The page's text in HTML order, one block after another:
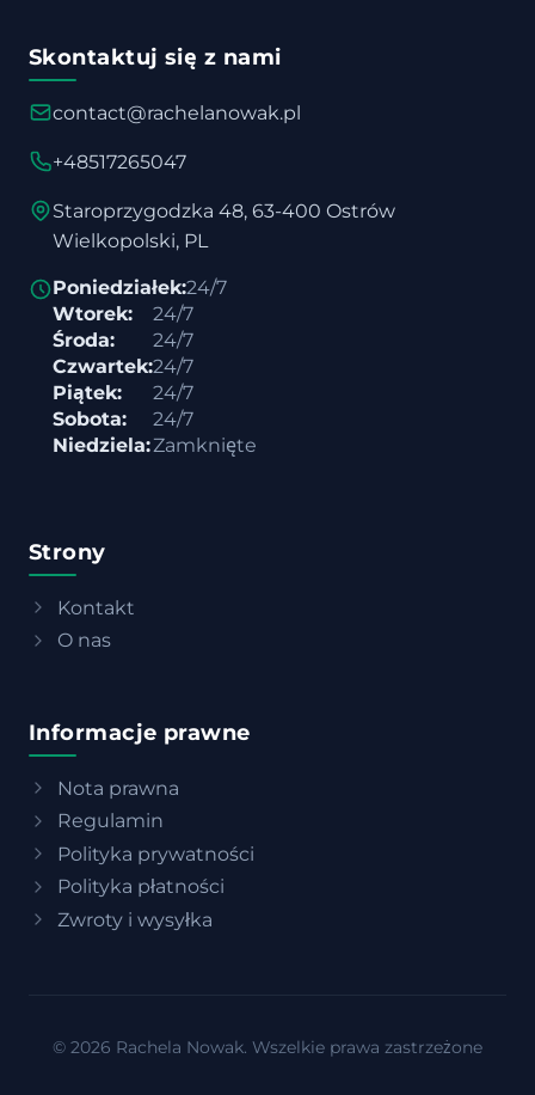
Skontaktuj się z nami
contact@rachelanowak.pl
+48517265047
Staroprzygodzka 48, 63-400 Ostrów
Wielkopolski, PL
Poniedziałek:24/7
Wtorek:
24/7
Środa:
24/7
Czwartek:24/7
Piątek:
24/7
Sobota:
24/7
Niedziela:Zamknięte
Strony
Kontakt
O nas
Informacje prawne
Nota prawna
Regulamin
Polityka prywatności
Polityka płatności
Zwroty i wysyłka
© 2026 Rachela Nowak. Wszelkie prawa zastrzeżone